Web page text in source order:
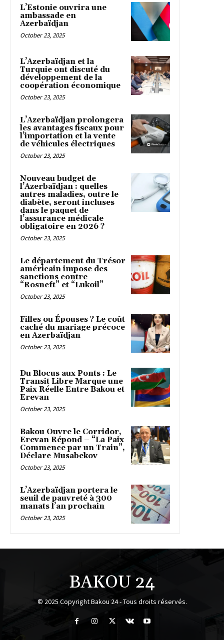
L’Estonie ouvrira une
ambassade en
Azerbaïdjan
October 23, 2025
L’Azerbaïdjan et la
Turquie ont discuté du
développement de la
coopération économique
October 23, 2025
L’Azerbaïdjan prolongera
les avantages fiscaux pour
l’importation et la vente
de véhicules électriques
October 23, 2025
Nouveau budget de
l’Azerbaïdjan : quelles
autres maladies, outre le
diabète, seront incluses
dans le paquet de
l’assurance médicale
obligatoire en 2026 ?
October 23, 2025
Le département du Trésor
américain impose des
sanctions contre
“Rosneft” et “Lukoil”
October 23, 2025
Filles ou Épouses ? Le coût
caché du mariage précoce
en Azerbaïdjan
October 23, 2025
Du Blocus aux Ponts : Le
Transit Libre Marque une
Paix Réelle Entre Bakou et
Erevan
October 23, 2025
Bakou Ouvre le Corridor,
Erevan Répond – “La Paix
Commence par un Train”,
Déclare Musabekov
October 23, 2025
L’Azerbaïdjan portera le
seuil de pauvreté à 300
manats l’an prochain
October 23, 2025
BAKOU 24
© 2025 Copyright Bakou 24 - Tous droits réservés.